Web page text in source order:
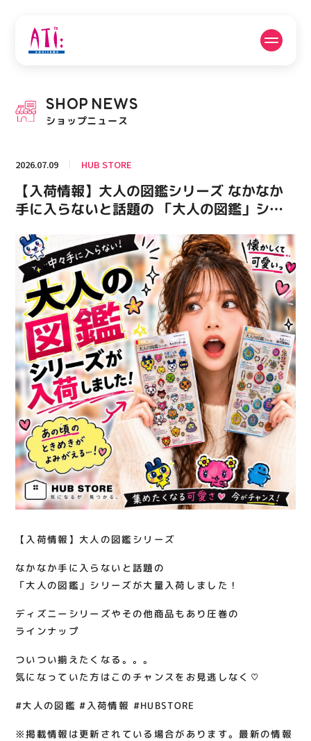
PICK UP NEWS
ピックアップニュース
フロアガイド 営業時間
ACCESS
アクセス・駐車場
RECRUIT
スタッフ募集
関連情報
お知らせ
お問い合わせ
プライバシーポリシー
サイトポリシー
運営会社
出店をご検討の方へ
テナント出店募集
SHOP NEWS
ショップニュース
2026.07.09 HUB STORE
【入荷情報】大人の図鑑シリーズ なかなか
手に入らないと話題の 「大人の図鑑」シリ
ーズやその他商品もあり圧巻の ラインナッ
プ ついつい揃えたくなる。。。 気になって
いた方はこのチャンスをお見逃しなく♡ #大
人の図鑑 #入荷情報 #HUBSTORE
【入荷情報】大人の図鑑シリーズ
なかなか手に入らないと話題の
「大人の図鑑」シリーズが大量入荷しました！
ディズニーシリーズやその他商品もあり圧巻の
ラインナップ
ついつい揃えたくなる。。。
気になっていた方はこのチャンスをお見逃しなく♡
#大人の図鑑 #入荷情報 #HUBSTORE
※掲載情報は更新されている場合があります。最新の情報